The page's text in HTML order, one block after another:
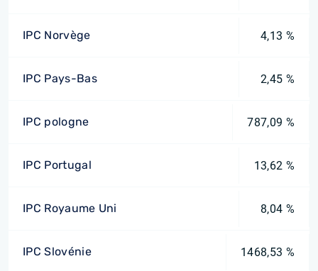
IPC Norvège 4,13 %
IPC Pays-Bas 2,45 %
IPC pologne 787,09 %
IPC Portugal 13,62 %
IPC Royaume Uni 8,04 %
IPC Slovénie 1468,53 %